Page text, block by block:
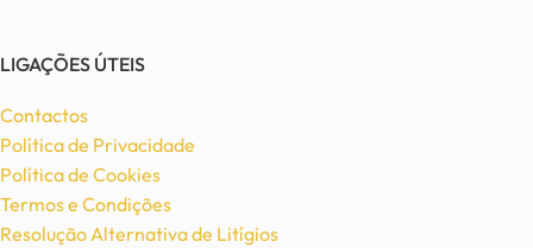
LIGAÇÕES ÚTEIS
Contactos
Política de Privacidade
Política de Cookies
Termos e Condições
Resolução Alternativa de Litígios